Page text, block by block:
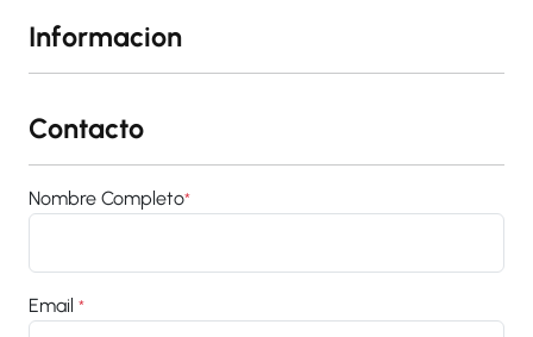
Informacion
Contacto
Nombre Completo*
Email *